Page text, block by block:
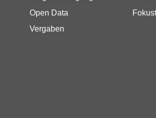
Open Data
Vergaben